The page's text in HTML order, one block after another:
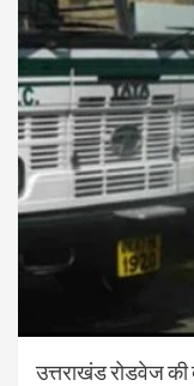
उत्तराखंड रोडवेज की